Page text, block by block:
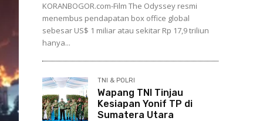
KORANBOGOR.com-Film The Odyssey resmi
menembus pendapatan box office global
sebesar US$ 1 miliar atau sekitar Rp 17,9 triliun
hanya...
TNI & POLRI
Wapang TNI Tinjau
Kesiapan Yonif TP di
Sumatera Utara